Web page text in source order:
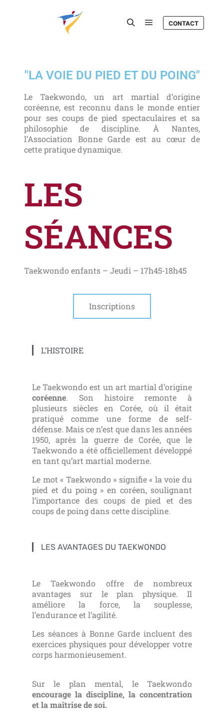
CONTACT
"LA VOIE DU PIED ET DU POING"
Le Taekwondo, un art martial d’origine
coréenne, est reconnu dans le monde entier
pour ses coups de pied spectaculaires et sa
philosophie de discipline. À Nantes,
l’Association Bonne Garde est au cœur de
cette pratique dynamique.
LES
SÉANCES
Taekwondo enfants – Jeudi – 17h45-18h45
Inscriptions
L’HISTOIRE
Le Taekwondo est un art martial d’origine
coréenne. Son histoire remonte à
plusieurs siècles en Corée, où il était
pratiqué comme une forme de self-
défense. Mais ce n’est que dans les années
1950, après la guerre de Corée, que le
Taekwondo a été officiellement développé
en tant qu’art martial moderne.
Le mot « Taekwondo » signifie « la voie du
pied et du poing » en coréen, soulignant
l’importance des coups de pied et des
coups de poing dans cette discipline.
LES AVANTAGES DU TAEKWONDO
Le Taekwondo offre de nombreux
avantages sur le plan physique. Il
améliore la force, la souplesse,
l’endurance et l’agilité.
Les séances à Bonne Garde incluent des
exercices physiques pour développer votre
corps harmonieusement.
Sur le plan mental, le Taekwondo
encourage la discipline, la concentration
et la maîtrise de soi.